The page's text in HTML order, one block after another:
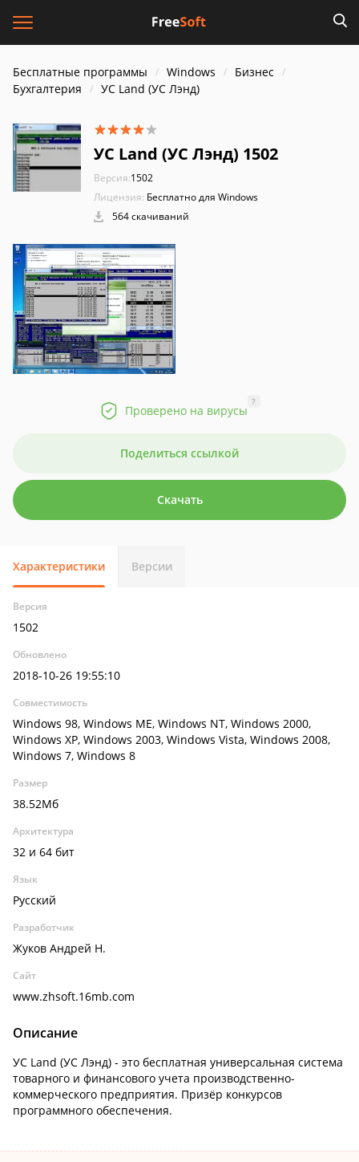
Бесплатные программы Windows
Бизнес
Бухгалтерия
УС Land (УС Лэнд)
УС Land (УС Лэнд) 1502
Версия:1502
Лицензия: Бесплатно для Windows
564 скачиваний
Проверено на вирусы
?
Поделиться ссылкой
Скачать
Характеристики Версии
Версия
1502
Обновлено
2018-10-26 19:55:10
Совместимость
Windows 98, Windows ME, Windows NT, Windows 2000,
Windows XP, Windows 2003, Windows Vista, Windows 2008,
Windows 7, Windows 8
Размер
38.52Мб
Архитектура
32 и 64 бит
Язык
Русский
Разработчик
Жуков Андрей Н.
Сайт
www.zhsoft.16mb.com
Описание
УС Land (УС Лэнд) - это бесплатная универсальная система
товарного и финансового учета производственно-
коммерческого предприятия. Призёр конкурсов
программного обеспечения.